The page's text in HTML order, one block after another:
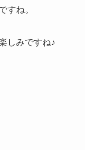
すね。
しみですね♪